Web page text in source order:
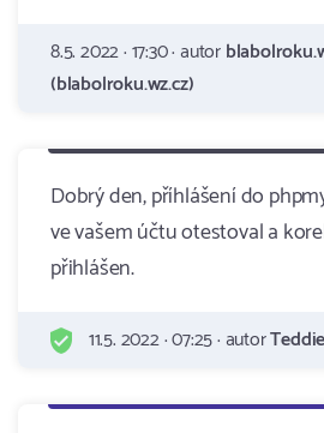
8.5. 2022 · 17:30 · autor
(blabolroku.wz.cz)
Dobrý den, příhlášení do
ve vašem účtu otestoval a
přihlášen.
11.5. 2022 · 07:25 · autor